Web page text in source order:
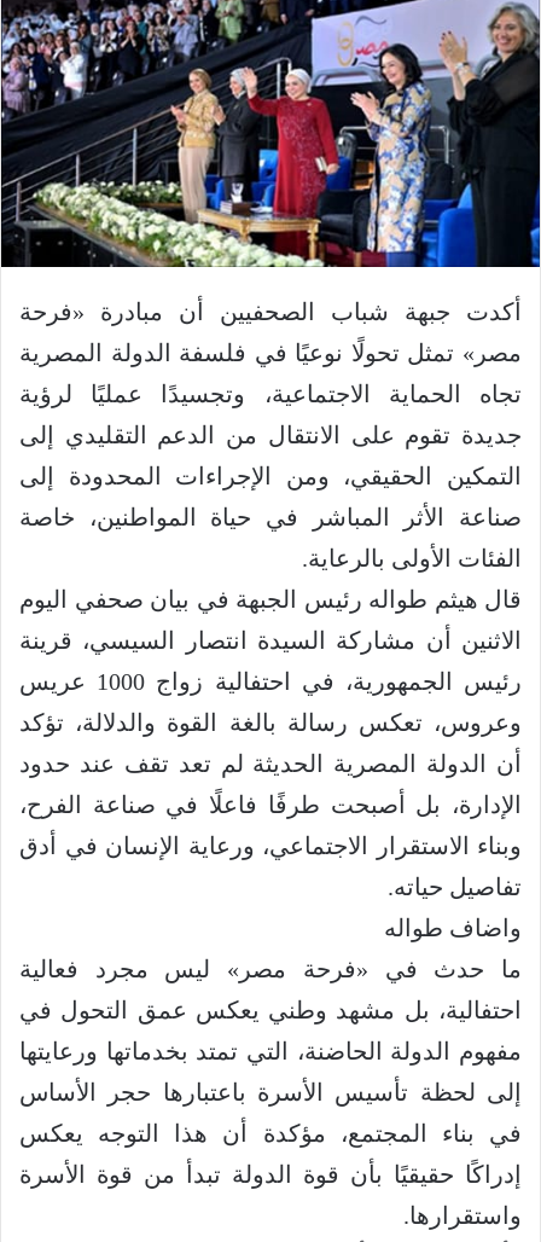
أكدت جبهة شباب الصحفيين أن مبادرة «فرحة
مصر» تمثل تحولًا نوعيًا في فلسفة الدولة المصرية
تجاه الحماية الاجتماعية، وتجسيدًا عمليًا لرؤية
جديدة تقوم على الانتقال من الدعم التقليدي إلى
التمكين الحقيقي، ومن الإجراءات المحدودة إلى
صناعة الأثر المباشر في حياة المواطنين، خاصة
الفئات الأولى بالرعاية.
قال هيثم طواله رئيس الجبهة في بيان صحفي اليوم
الاثنين أن مشاركة السيدة انتصار السيسي، قرينة
رئيس الجمهورية، في احتفالية زواج 1000 عريس
وعروس، تعكس رسالة بالغة القوة والدلالة، تؤكد
أن الدولة المصرية الحديثة لم تعد تقف عند حدود
الإدارة، بل أصبحت طرفًا فاعلًا في صناعة الفرح،
وبناء الاستقرار الاجتماعي، ورعاية الإنسان في أدق
تفاصيل حياته.
واضاف طواله
ما حدث في «فرحة مصر» ليس مجرد فعالية
احتفالية، بل مشهد وطني يعكس عمق التحول في
مفهوم الدولة الحاضنة، التي تمتد بخدماتها ورعايتها
إلى لحظة تأسيس الأسرة باعتبارها حجر الأساس
في بناء المجتمع، مؤكدة أن هذا التوجه يعكس
إدراكًا حقيقيًا بأن قوة الدولة تبدأ من قوة الأسرة
واستقرارها.